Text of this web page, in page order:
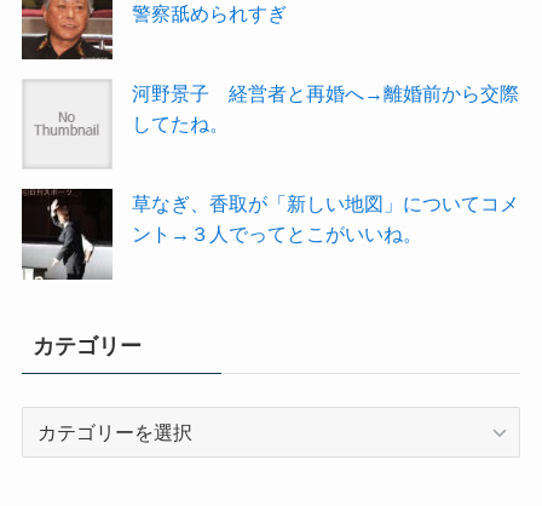
警察舐められすぎ
河野景子 経営者と再婚へ→離婚前から交際
してたね。
草なぎ、香取が「新しい地図」についてコメ
ント→３人でってとこがいいね。
カテゴリー